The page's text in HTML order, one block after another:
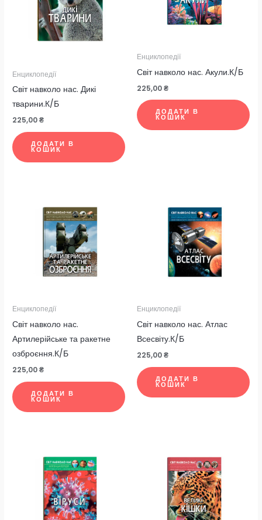
Енциклопедії
Світ навколо нас. Дикі
тварини.К/Б
225,00₴
ДОДАТИ В
КОШИК
Енциклопедії
Світ навколо нас. Акули.К/Б
225,00₴
ДОДАТИ В
КОШИК
Енциклопедії
Світ навколо нас.
Артилерійське та ракетне
озброєння.К/Б
225,00₴
ДОДАТИ В
КОШИК
Енциклопедії
Світ навколо нас. Атлас
Всесвіту.К/Б
225,00₴
ДОДАТИ В
КОШИК